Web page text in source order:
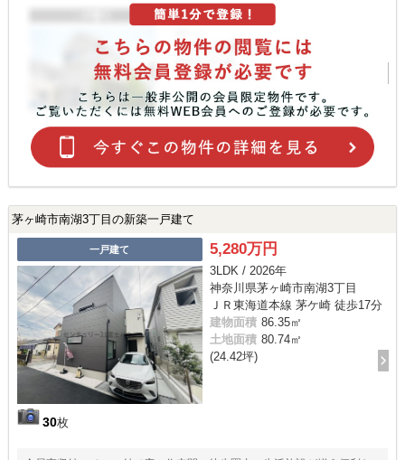
茅ヶ崎市南湖3丁目の新築一戸建て
一戸建て
30枚
5,280万円
3LDK / 2026年
神奈川県茅ヶ崎市南湖3丁目
ＪＲ東海道本線 茅ケ崎 徒歩17分
建物面積 86.35㎡
土地面積 80.74㎡
(24.42坪)